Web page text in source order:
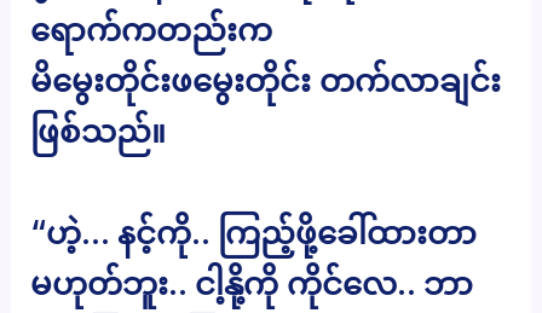
ရောက်ကတည်းက
မိမွေးတိုင်းဖမွေးတိုင်း တက်လာချင်း
ဖြစ်သည်။
“ဟဲ့… နင့်ကို.. ကြည့်ဖို့ခေါ်ထားတာ
မဟုတ်ဘူး.. ငါ့နို့ကို ကိုင်လေ.. ဘာ